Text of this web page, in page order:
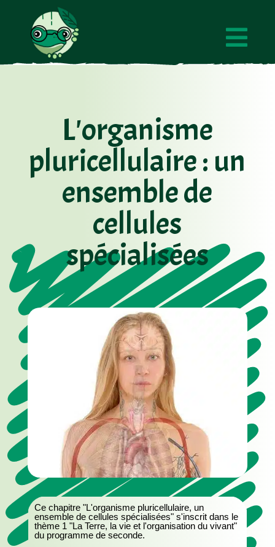

L'organisme
pluricellulaire : un
ensemble de
cellules
spécialisées
Ce chapitre "L'organisme pluricellulaire, un
ensemble de cellules spécialisées" s'inscrit dans le
thème 1 "La Terre, la vie et l'organisation du vivant"
du programme de seconde.